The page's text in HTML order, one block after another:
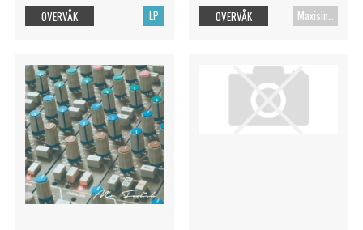
LP
OVERVÅK OVERVÅK